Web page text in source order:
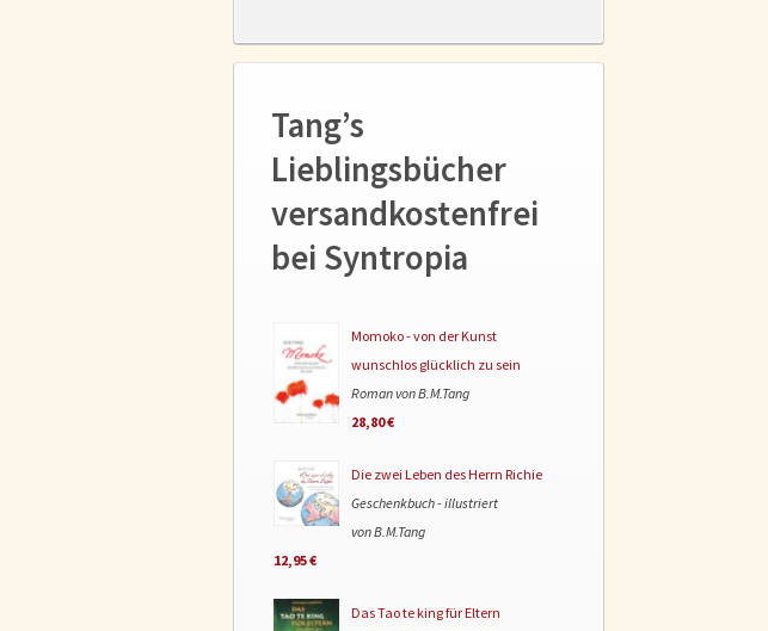
Tang’s
Lieblingsbücher
versandkostenfrei
bei Syntropia
Momoko - von der Kunst
wunschlos glücklich zu sein
Roman von B.M.Tang
28,80 €
Die zwei Leben des Herrn Richie
Geschenkbuch - illustriert
von B.M.Tang
12,95 €
Das Tao te king für Eltern